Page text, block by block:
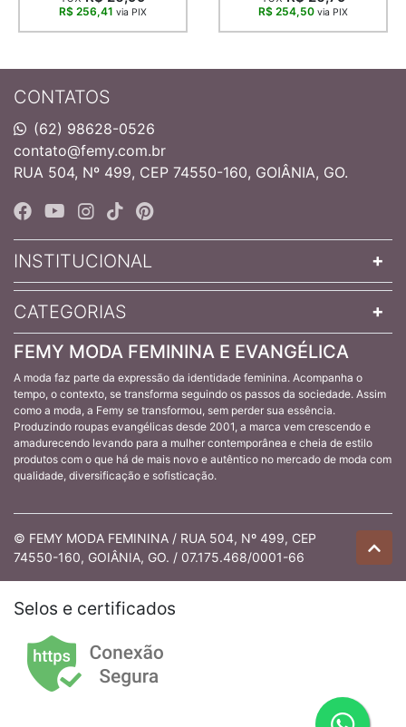
R$ 256,41 via PIX R$ 254,50 via PIX
CONTATOS
(62) 98628-0526
contato@femy.com.br
RUA 504, Nº 499, CEP 74550-160, GOIÂNIA, GO.
INSTITUCIONAL
CATEGORIAS
FEMY MODA FEMININA E EVANGÉLICA
A moda faz parte da expressão da identidade feminina. Acompanha o
tempo, o contexto, se transforma seguindo os passos da sociedade. Assim
como a moda, a Femy se transformou, sem perder sua essência.
Produzindo roupas evangélicas desde 2001, a marca vem crescendo e
amadurecendo levando para a mulher contemporânea e cheia de estilo
produtos com o que há de mais novo e autêntico no mercado de moda com
qualidade, diversificação e sofisticação.
© FEMY MODA FEMININA / RUA 504, Nº 499, CEP
74550-160, GOIÂNIA, GO. / 07.175.468/0001-66
Selos e certificados